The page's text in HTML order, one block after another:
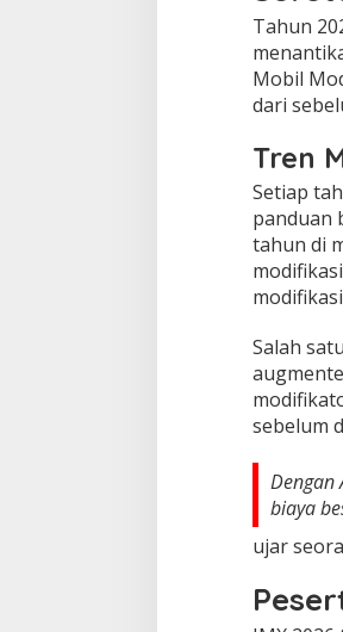
Tahun
Mobil
dari
Tren
Setiap
panduan
tahun di
Salah
sebelum
Dengan
biaya
ujar